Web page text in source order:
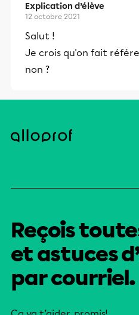
Explication d’élève
12 octobre 2021
Salut !
Je crois qu'on fait
non ?
Reçois
et astuces
par courriel.